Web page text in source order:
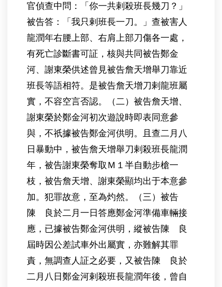
官偵查中問：「你一共剌殺班長幾刀？」
被告答：「我只剌班長一刀。」查被害人
龍潤年右腰上部、右肩上部刀傷各一處，
有死亡診斷書可証，核與共同被告鄭金
河、謝東榮供述曾見被告詹天增舉刀靠近
班長等語相符。是被告詹天增刀剌龍班屬
實，不容空言否認。（二）被告詹天增、
謝東榮於鄭金河初次遊說時即表同意參
與，不祇據被告鄭金河供明。且查二月八
日暴動中，被告詹天增舉刀剌殺班長龍潤
年，被告謝東榮奪取Ｍ１半自動步槍一
枝，被告詹天增、謝東榮顯均出于本意參
加。犯罪故意，至為灼然。（三）被告
陳 良於二月一日答應鄭金河準備車輛接
應，已據被告鄭金河供明，縱被告陳 良
屆時因公差試車外出屬實，亦難解其罪
責，無調查人証之必要，又被告陳 良於
二月八日鄭金河剌殺班長龍潤年後，曾自